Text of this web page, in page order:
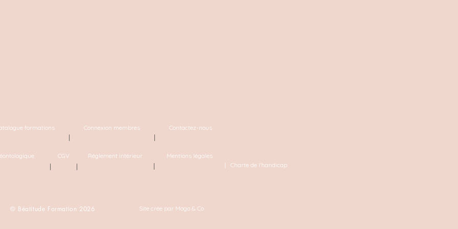
formations Connexion membres Contactez-nous
CGV Réglement intérieur
Mentions légales
| Charte de l'handicap
© Béatitude Formation 2026 Site crée par Mogo & Co